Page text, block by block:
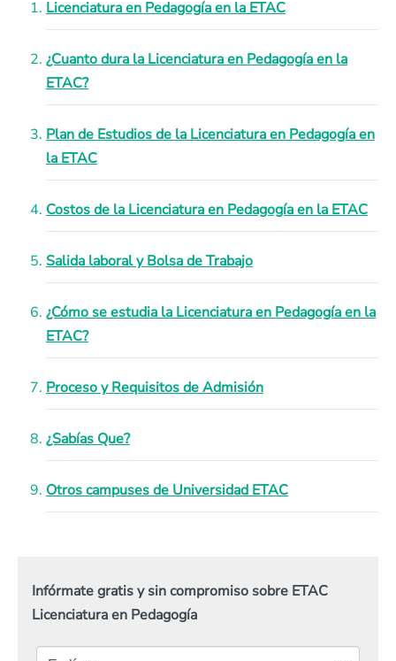
Licenciatura en Pedagogía en la ETAC
¿Cuanto dura la Licenciatura en Pedagogía en la
ETAC?
Plan de Estudios de la Licenciatura en Pedagogía en
la ETAC
Costos de la Licenciatura en Pedagogía en la ETAC
Salida laboral y Bolsa de Trabajo
¿Cómo se estudia la Licenciatura en Pedagogía en la
ETAC?
Proceso y Requisitos de Admisión
¿Sabías Que?
Otros campuses de Universidad ETAC
Infórmate gratis y sin compromiso sobre ETAC
Licenciatura en Pedagogía